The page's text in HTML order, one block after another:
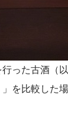
った古酒（
を比較した